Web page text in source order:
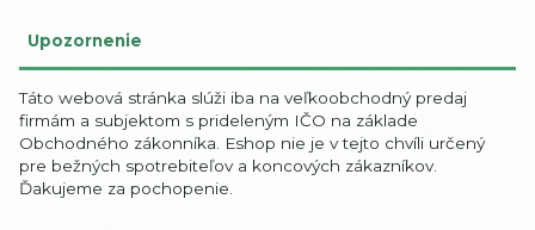
Upozornenie
Táto webová stránka slúži iba na veľkoobchodný predaj
firmám a subjektom s prideleným IČO na základe
Obchodného zákonníka. Eshop nie je v tejto chvíli určený
pre bežných spotrebiteľov a koncových zákazníkov.
Ďakujeme za pochopenie.